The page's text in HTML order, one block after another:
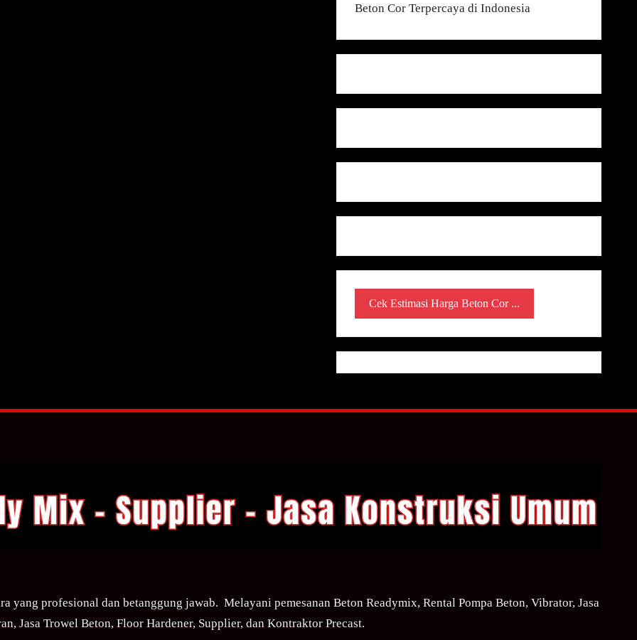
Cek Estimasi Harga Beton Cor ...
yang profesional dan betanggung jawab. Melayani pemesanan Beton Readymix, Rental Pompa Beton, Vibrator, Jasa
Jasa Trowel Beton, Floor Hardener, Supplier, dan Kontraktor Precast.